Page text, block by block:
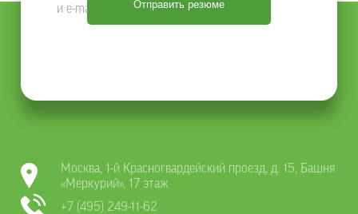
Москва, 1-й Красногвардейский проезд, д. 15, Башня
«Меркурий», 17 этаж
+7 (495) 249-11-62
и e-mail